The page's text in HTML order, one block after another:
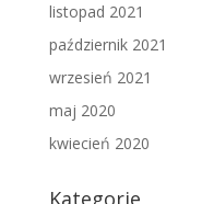
listopad 2021
październik 2021
wrzesień 2021
maj 2020
kwiecień 2020
Kategorie